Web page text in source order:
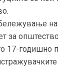
за
17-